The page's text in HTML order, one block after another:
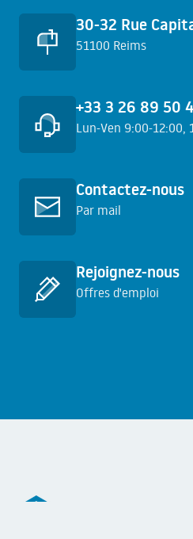
Accès rapides
30-32 Rue
51100 Reims
+33 3 26 89 50
Lun-Ven 9:00-12:00,
Contactez-nous
Par mail
Rejoignez-nous
Offres d'emploi